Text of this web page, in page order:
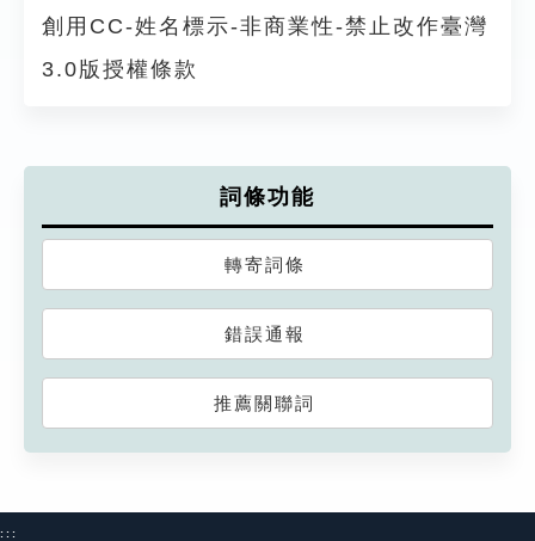
創用CC-姓名標示-非商業性-禁止改作臺灣
3.0版授權條款
詞條功能
轉寄詞條
錯誤通報
推薦關聯詞
:::